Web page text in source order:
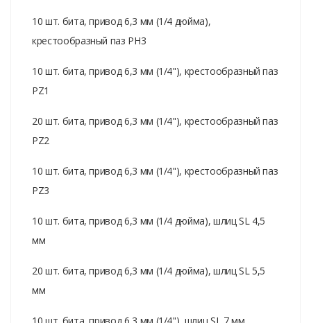
10 шт. бита, привод 6,3 мм (1/4 дюйма),
крестообразный паз PH3
10 шт. бита, привод 6,3 мм (1/4"), крестообразный паз
PZ1
20 шт. бита, привод 6,3 мм (1/4"), крестообразный паз
PZ2
10 шт. бита, привод 6,3 мм (1/4"), крестообразный паз
PZ3
10 шт. бита, привод 6,3 мм (1/4 дюйма), шлиц SL 4,5
мм
20 шт. бита, привод 6,3 мм (1/4 дюйма), шлиц SL 5,5
мм